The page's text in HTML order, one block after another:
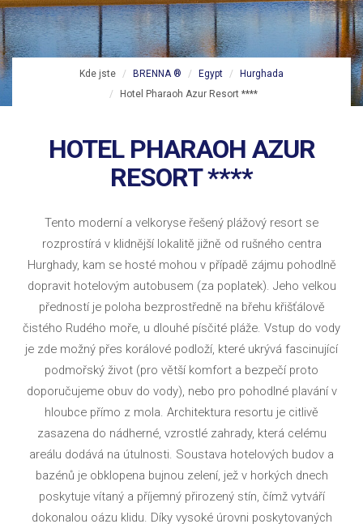
Kde jste BRENNA ® Egypt
Hurghada
Hotel Pharaoh Azur Resort ****
HOTEL PHARAOH AZUR
RESORT ****
Tento moderní a velkoryse řešený plážový resort se
rozprostírá v klidnější lokalitě jižně od rušného centra
Hurghady, kam se hosté mohou v případě zájmu pohodlně
dopravit hotelovým autobusem (za poplatek). Jeho velkou
předností je poloha bezprostředně na břehu křišťálově
čistého Rudého moře, u dlouhé písčité pláže. Vstup do vody
je zde možný přes korálové podloží, které ukrývá fascinující
podmořský život (pro větší komfort a bezpečí proto
doporučujeme obuv do vody), nebo pro pohodlné plavání v
hloubce přímo z mola. Architektura resortu je citlivě
zasazena do nádherné, vzrostlé zahrady, která celému
areálu dodává na útulnosti. Soustava hotelových budov a
bazénů je obklopena bujnou zelení, jež v horkých dnech
poskytuje vítaný a příjemný přirozený stín, čímž vytváří
dokonalou oázu klidu. Díky vysoké úrovni poskytovaných